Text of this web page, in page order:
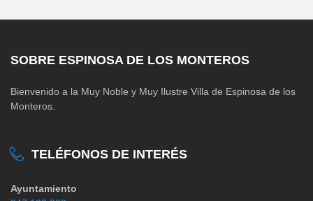
SOBRE ESPINOSA DE LOS MONTEROS
Bienvenido a la Muy Noble y Muy Ilustre Villa de Espinosa de los
Monteros.
TELÉFONOS DE INTERÉS
Ayuntamiento